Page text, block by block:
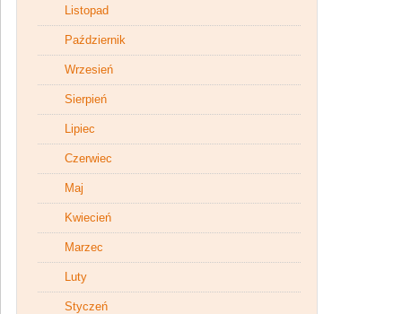
Listopad
Październik
Wrzesień
Sierpień
Lipiec
Czerwiec
Maj
Kwiecień
Marzec
Luty
Styczeń